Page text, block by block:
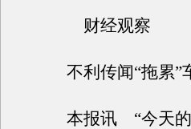
财经观察
不利传闻“拖累
本报讯 “今天的